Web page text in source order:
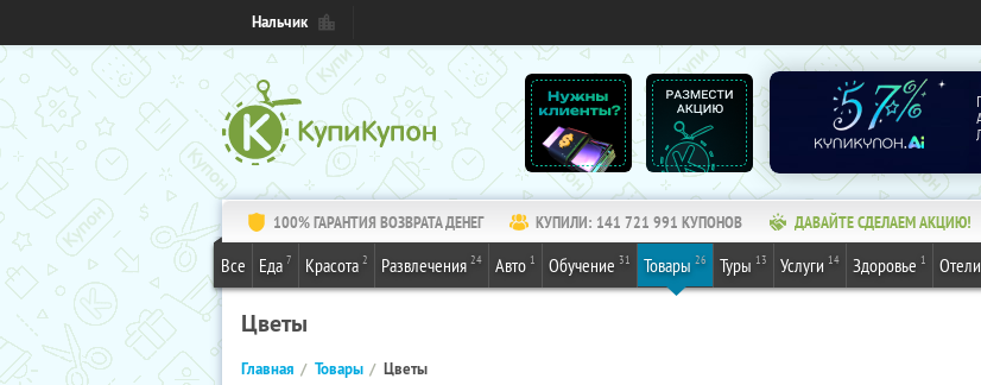
Нальчик
100% ГАРАНТИЯ ВОЗВРАТА ДЕНЕГ КУПИЛИ: 141 721 991 КУПОНОВ ДАВАЙТЕ СДЕЛАЕМ АКЦИЮ!
Все Еда 7 Красота 2 Развлечения 24 Авто 1 Обучение 31 Товары 26 Туры 13 Услуги 14 Здоровье 1 Отели
Цветы
Главная Товары Цветы